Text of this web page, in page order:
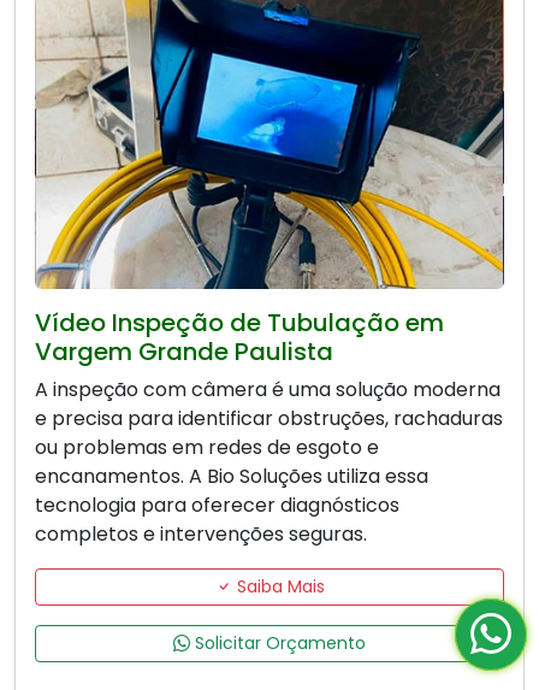
Vídeo Inspeção de Tubulação em
Vargem Grande Paulista
A inspeção com câmera é uma solução moderna
e precisa para identificar obstruções, rachaduras
ou problemas em redes de esgoto e
encanamentos. A Bio Soluções utiliza essa
tecnologia para oferecer diagnósticos
completos e intervenções seguras.
Saiba Mais
Solicitar Orçamento